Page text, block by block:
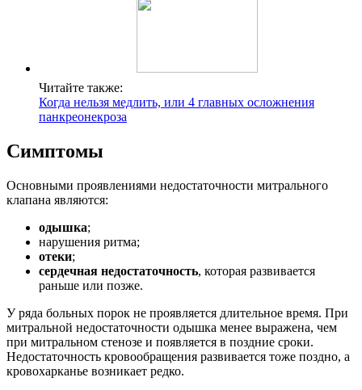
Читайте также:
Когда нельзя медлить, или 4 главных осложнения
панкреонекроза
Симптомы
Основными проявлениями недостаточности митрального
клапана являются:
одышка;
нарушения ритма;
отеки;
сердечная недостаточность, которая развивается
раньше или позже.
У ряда больных порок не проявляется длительное время. При
митральной недостаточности одышка менее выражена, чем
при митральном стенозе и появляется в поздние сроки.
Недостаточность кровообращения развивается тоже поздно, а
кровохарканье возникает редко.